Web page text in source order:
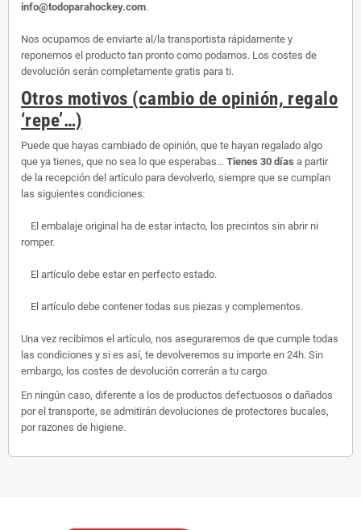
info@todoparahockey.com.
Nos ocupamos de enviarte al/la transportista rápidamente y
reponemos el producto tan pronto como podamos. Los costes de
devolución serán completamente gratis para ti.
Otros motivos (cambio de opinión, regalo
‘repe’…)
Puede que hayas cambiado de opinión, que te hayan regalado algo
que ya tienes, que no sea lo que esperabas… Tienes 30 días a partir
de la recepción del artículo para devolverlo, siempre que se cumplan
las siguientes condiciones:
El embalaje original ha de estar intacto, los precintos sin abrir ni
romper.
El artículo debe estar en perfecto estado.
El artículo debe contener todas sus piezas y complementos.
Una vez recibimos el artículo, nos aseguraremos de que cumple todas
las condiciones y si es así, te devolveremos su importe en 24h. Sin
embargo, los costes de devolución correrán a tu cargo.
En ningún caso, diferente a los de productos defectuosos o dañados
por el transporte, se admitirán devoluciones de protectores bucales,
por razones de higiene.